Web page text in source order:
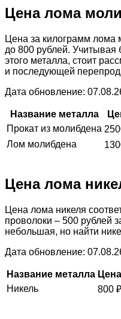
Цена лома
Цена за килограмм лома
до 800 рублей. Учитывая
этого металла, стоит
и последующей
Дата обновление:
Название металла
Прокат из молибдена
Лом молибдена
Цена лома
Цена лома никеля
проволоки – 500 рублей
небольшая, но найти
Дата обновление:
Название металла Цена
Никель
800 ₽